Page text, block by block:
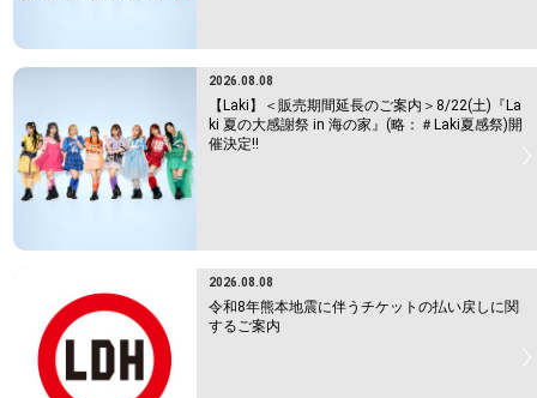
2026.08.08
【Laki】＜販売期間延長のご案内＞8/22(土)『La
ki 夏の大感謝祭 in 海の家』(略：＃Laki夏感祭)開
催決定!!
2026.08.08
令和8年熊本地震に伴うチケットの払い戻しに関
するご案内